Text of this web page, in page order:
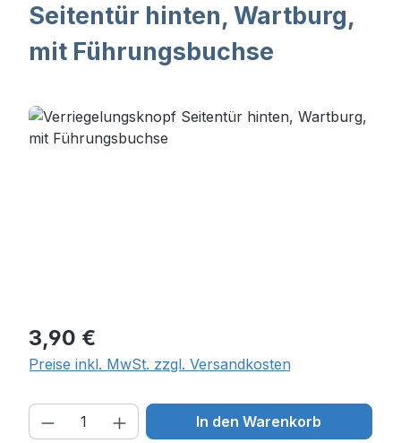
Seitentür hinten, Wartburg,
mit Führungsbuchse
Bildergalerie überspringen
Regulärer Preis:
3,90 €
Preise inkl. MwSt. zzgl. Versandkosten
Produkt Anzahl: Gib den
In den Warenkorb